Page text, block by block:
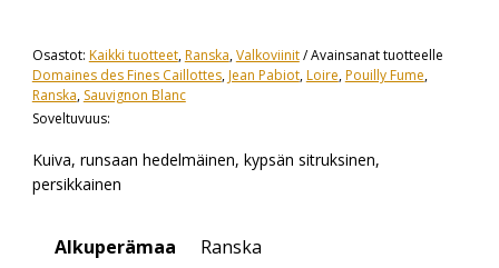
Osastot: Kaikki tuotteet,Ranska,Valkoviinit
Avainsanat tuotteelle
Domaines des Fines Caillottes,Jean Pabiot,Loire,Pouilly Fume,
Ranska, Sauvignon Blanc
Soveltuvuus:
Kuiva, runsaan hedelmäinen, kypsän sitruksinen,
persikkainen
Alkuperämaa Ranska